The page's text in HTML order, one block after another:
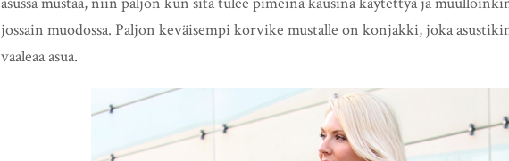
jossain muodossa. Paljon keväisempi korvike mustalle on konjakki, joka
vaaleaa asua.